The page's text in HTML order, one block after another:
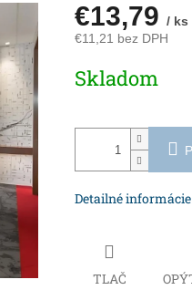
€13,79 / ks
€11,21 bez DPH
cena:
Skladom
Detailné informácie
TLAČ